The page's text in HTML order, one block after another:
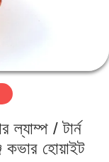
ল্যাম্প / টার্ন
হোয়াইট